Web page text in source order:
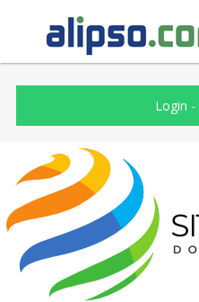
Login -